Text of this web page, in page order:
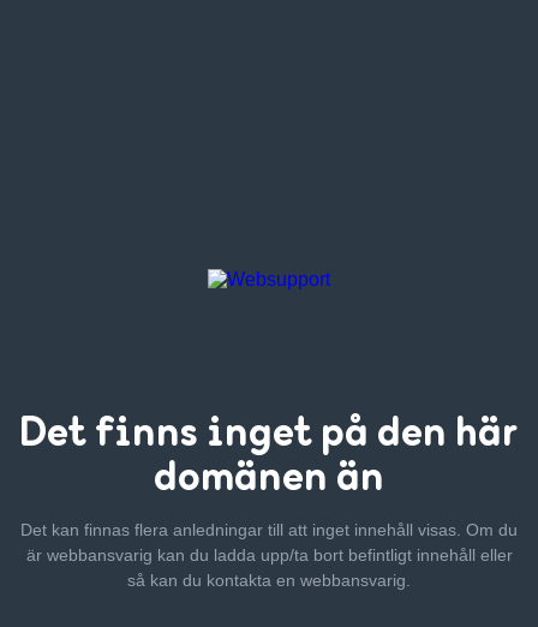
Det finns inget på den här
domänen än
Det kan finnas flera anledningar till att inget innehåll visas. Om du
är webbansvarig kan du ladda upp/ta bort befintligt innehåll eller
så kan du kontakta en webbansvarig.